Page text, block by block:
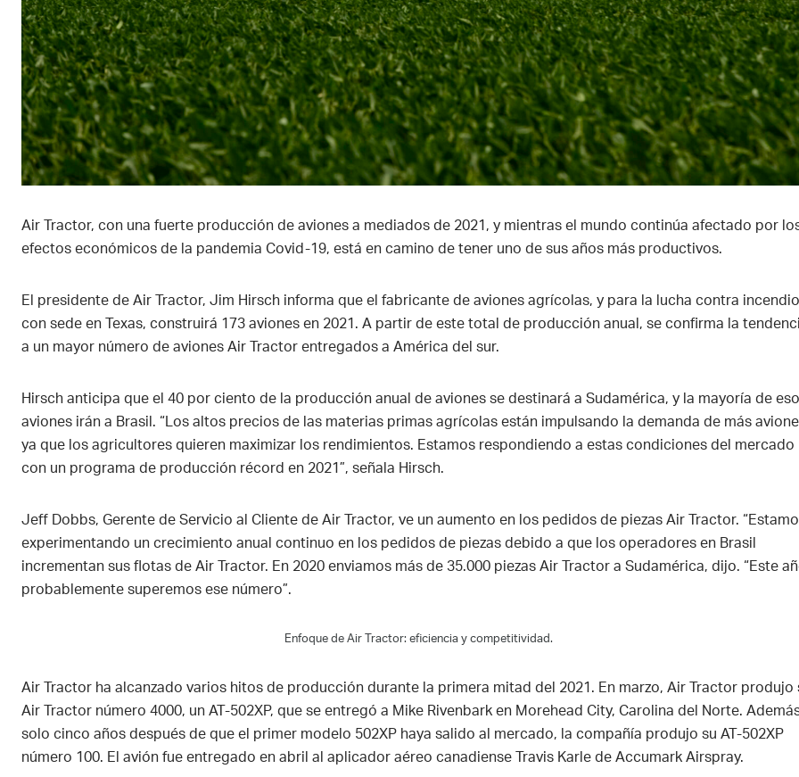
Air Tractor, con una fuerte producción de aviones a mediados de 2021, y mientras el mundo continúa afectado por
efectos económicos de la pandemia Covid-19, está en camino de tener uno de sus años más productivos.
El presidente de Air Tractor, Jim Hirsch informa que el fabricante de aviones agrícolas, y para la lucha contra
con sede en Texas, construirá 173 aviones en 2021. A partir de este total de producción anual, se confirma la
a un mayor número de aviones Air Tractor entregados a América del sur.
Hirsch anticipa que el 40 por ciento de la producción anual de aviones se destinará a Sudamérica, y la mayoría de
aviones irán a Brasil. “Los altos precios de las materias primas agrícolas están impulsando la demanda de más
ya que los agricultores quieren maximizar los rendimientos. Estamos respondiendo a estas condiciones del mercado
con un programa de producción récord en 2021”, señala Hirsch.
Jeff Dobbs, Gerente de Servicio al Cliente de Air Tractor, ve un aumento en los pedidos de piezas Air Tractor.
experimentando un crecimiento anual continuo en los pedidos de piezas debido a que los operadores en Brasil
incrementan sus flotas de Air Tractor. En 2020 enviamos más de 35.000 piezas Air Tractor a Sudamérica, dijo. “Este
probablemente superemos ese número”.
Enfoque de Air Tractor: eficiencia y competitividad.
Air Tractor ha alcanzado varios hitos de producción durante la primera mitad del 2021. En marzo, Air Tractor produjo
Air Tractor número 4000, un AT-502XP, que se entregó a Mike Rivenbark en Morehead City, Carolina del Norte.
solo cinco años después de que el primer modelo 502XP haya salido al mercado, la compañía produjo su AT-502XP
número 100. El avión fue entregado en abril al aplicador aéreo canadiense Travis Karle de Accumark Airspray.